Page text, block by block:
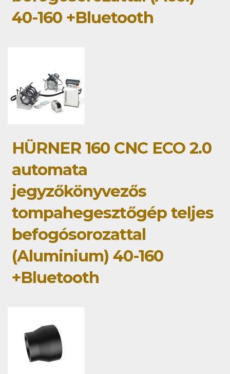
40-160 +Bluetooth
HÜRNER 160 CNC ECO 2.0
automata
jegyzőkönyvezős
tompahegesztőgép teljes
befogósorozattal
(Aluminium) 40-160
+Bluetooth